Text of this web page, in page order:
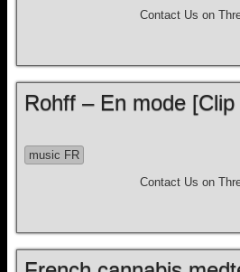
Contact Us on
Rohff – En mode
music FR
Contact Us on